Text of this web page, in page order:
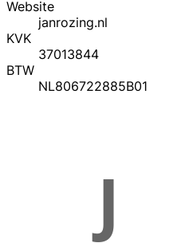
Website
janrozing.nl
KVK
37013844
BTW
NL806722885B01